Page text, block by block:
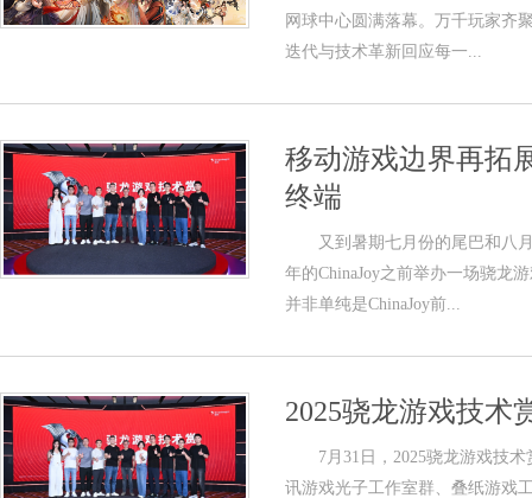
网球中心圆满落幕。万千玩家齐
迭代与技术革新回应每一...
移动游戏边界再拓
终端
又到暑期七月份的尾巴和八月
年的ChinaJoy之前举办一场骁龙
并非单纯是ChinaJoy前...
2025骁龙游戏技术
7月31日，2025骁龙游戏技术
讯游戏光子工作室群、叠纸游戏